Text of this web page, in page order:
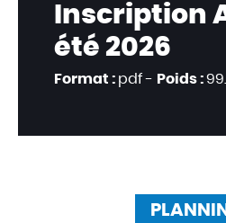
Inscription
été 2026
Format :pdf - Poids :